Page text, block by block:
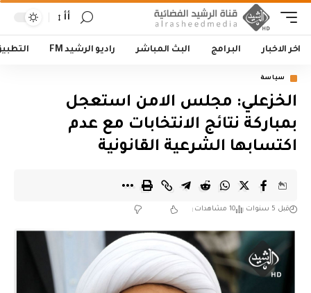
أأ
اخر الاخبار البرامج البث المباشر راديو الرشيد FM
سياسة
الخزعلي: مجلس الامن استعجل
بمباركة نتائج الانتخابات مع عدم
اكتسابها الشرعية القانونية
قبل 5 سنوات 10 مشاهدات